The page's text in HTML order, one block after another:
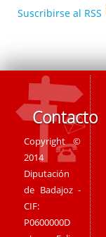
Suscribirse al RSS
Contacto
Copyright ©
2014
Diputación
de Badajoz -
CIF:
P0600000D